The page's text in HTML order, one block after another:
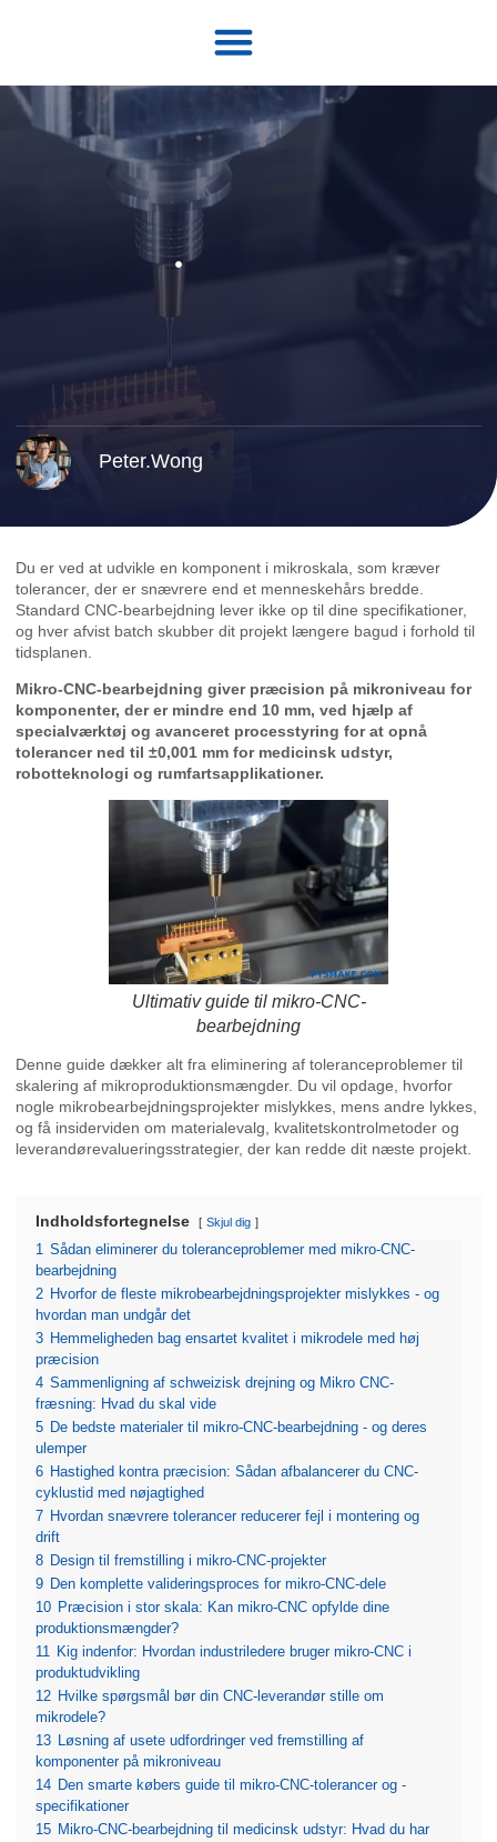
Peter.Wong
Du er ved at udvikle en komponent i mikroskala, som kræver
tolerancer, der er snævrere end et menneskehårs bredde.
Standard CNC-bearbejdning lever ikke op til dine specifikationer,
og hver afvist batch skubber dit projekt længere bagud i forhold til
tidsplanen.
Mikro-CNC-bearbejdning giver præcision på mikroniveau for
komponenter, der er mindre end 10 mm, ved hjælp af
specialværktøj og avanceret processtyring for at opnå
tolerancer ned til ±0,001 mm for medicinsk udstyr,
robotteknologi og rumfartsapplikationer.
Ultimativ guide til mikro-CNC-
bearbejdning
Denne guide dækker alt fra eliminering af toleranceproblemer til
skalering af mikroproduktionsmængder. Du vil opdage, hvorfor
nogle mikrobearbejdningsprojekter mislykkes, mens andre lykkes,
og få insiderviden om materialevalg, kvalitetskontrolmetoder og
leverandørevalueringsstrategier, der kan redde dit næste projekt.
Indholdsfortegnelse Skjul dig
1 Sådan eliminerer du toleranceproblemer med mikro-CNC-
bearbejdning
2 Hvorfor de fleste mikrobearbejdningsprojekter mislykkes - og
hvordan man undgår det
3 Hemmeligheden bag ensartet kvalitet i mikrodele med høj
præcision
4 Sammenligning af schweizisk drejning og Mikro CNC-
fræsning: Hvad du skal vide
5 De bedste materialer til mikro-CNC-bearbejdning - og deres
ulemper
6 Hastighed kontra præcision: Sådan afbalancerer du CNC-
cyklustid med nøjagtighed
7 Hvordan snævrere tolerancer reducerer fejl i montering og
drift
8 Design til fremstilling i mikro-CNC-projekter
9 Den komplette valideringsproces for mikro-CNC-dele
10 Præcision i stor skala: Kan mikro-CNC opfylde dine
produktionsmængder?
11 Kig indenfor: Hvordan industriledere bruger mikro-CNC i
produktudvikling
12 Hvilke spørgsmål bør din CNC-leverandør stille om
mikrodele?
13 Løsning af usete udfordringer ved fremstilling af
komponenter på mikroniveau
14 Den smarte købers guide til mikro-CNC-tolerancer og -
specifikationer
15 Mikro-CNC-bearbejdning til medicinsk udstyr: Hvad du har